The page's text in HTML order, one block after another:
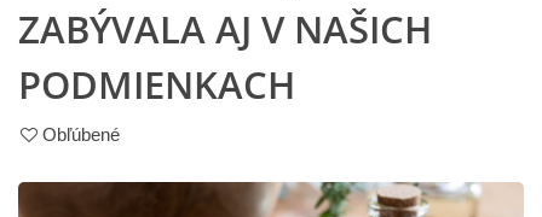
ZABÝVALA AJ V NAŠICH
PODMIENKACH
Obľúbené